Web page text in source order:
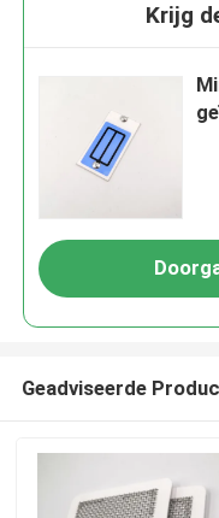
Krijg
Geadviseerde